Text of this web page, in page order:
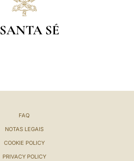
SANTA SÉ
FAQ
NOTAS LEGAIS
COOKIE POLICY
PRIVACY POLICY